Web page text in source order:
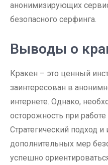
анонимизирующих
безопасного серфинга.
Выводы о
Кракен – это ценный
заинтересован в
интернете. Однако,
осторожность при
Стратегический подход и
дополнительных мер
успешно